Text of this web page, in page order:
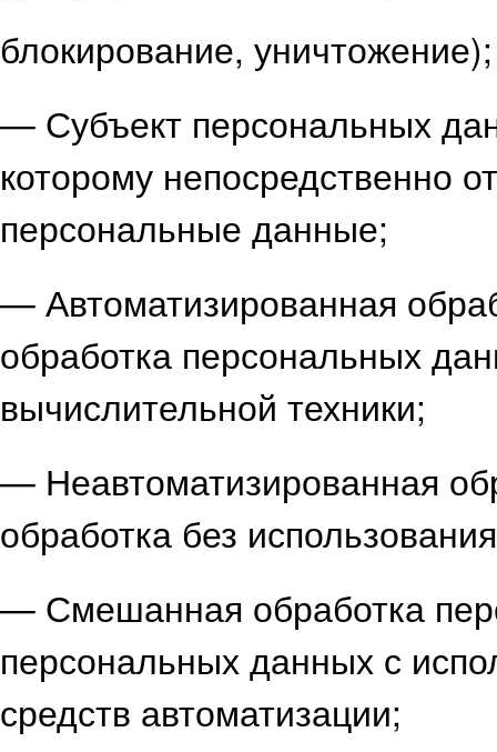
блокирование, уничтожение);
— Субъект персональных
которому непосредственно
персональные данные;
— Автоматизированная
обработка персональных
вычислительной техники;
— Неавтоматизированная
обработка без
— Смешанная обработка
персональных данных с
средств автоматизации;